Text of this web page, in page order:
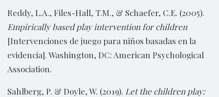
Reddy, L.A., Files-Hall, T.M., & Schaefer, C.E. (2005).
Empirically based play intervention for children
[Intervenciones de juego para niños basadas en la
evidencia]. Washington, DC: American Psychological
Association.
Sahlberg, P. & Doyle, W. (2019). Let the children play: